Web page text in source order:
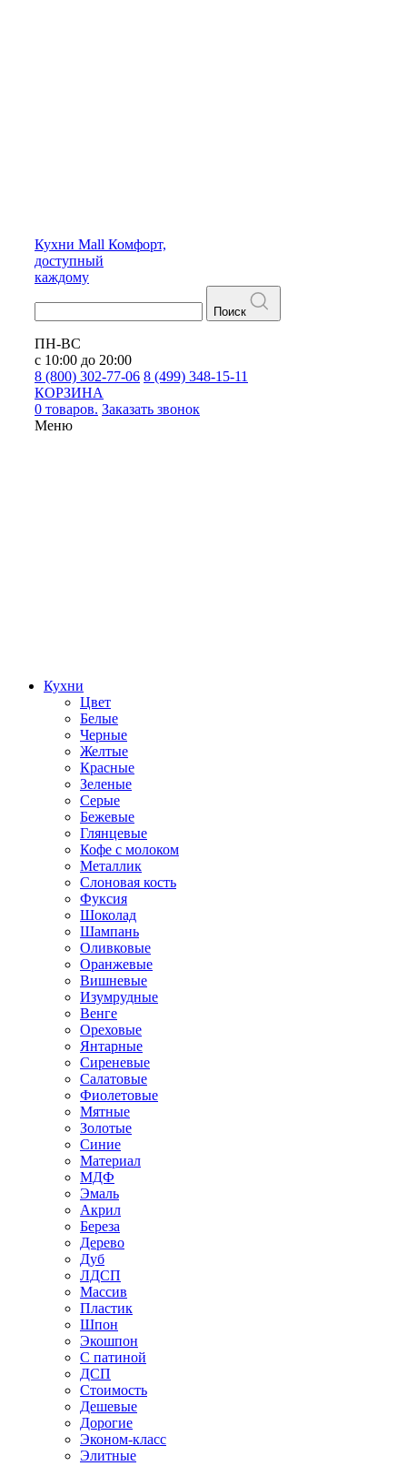
Кухни Mall Комфорт,
доступный
каждому
Поиск
ПН-ВС
с 10:00 до 20:00
8 (800) 302-77-06 8 (499) 348-15-11
КОРЗИНА
0 товаров. Заказать звонок
Меню
Кухни
Цвет
Белые
Черные
Желтые
Красные
Зеленые
Серые
Бежевые
Глянцевые
Кофе с молоком
Металлик
Слоновая кость
Фуксия
Шоколад
Шампань
Оливковые
Оранжевые
Вишневые
Изумрудные
Венге
Ореховые
Янтарные
Сиреневые
Салатовые
Фиолетовые
Мятные
Золотые
Синие
Материал
МДФ
Эмаль
Акрил
Береза
Дерево
Дуб
ЛДСП
Массив
Пластик
Шпон
Экошпон
С патиной
ДСП
Стоимость
Дешевые
Дорогие
Эконом-класс
Элитные